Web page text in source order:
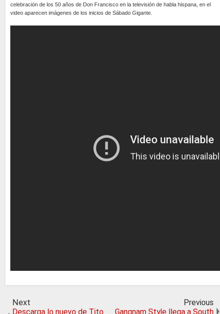
celebración de los 50 años de Don Francisco en la televisión de habla hispana, en el
video aparecen imágenes de los inicios de Sábado Gigante.
Next
Descarga lo nuevo de Tito
Previous
Gangnam Style llega a South